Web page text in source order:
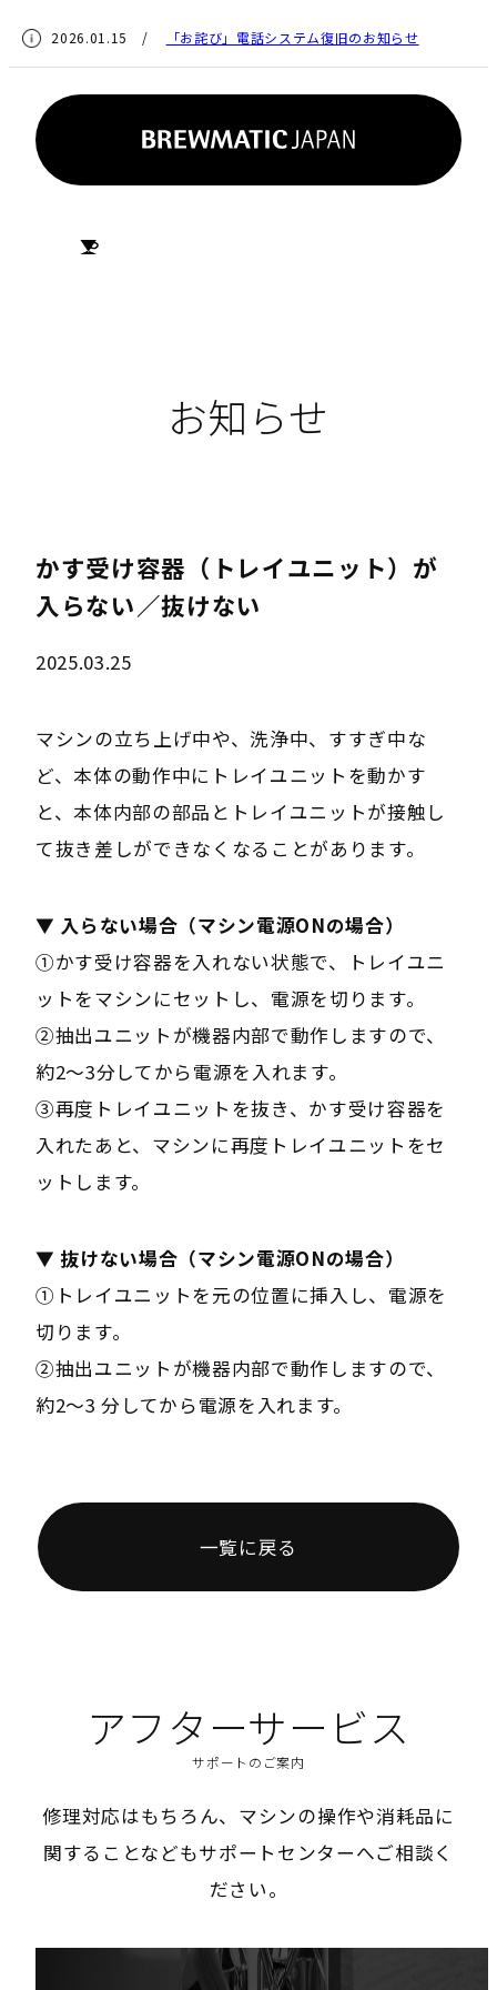
2026.01.15 / 「お詫び」電話システム復旧のお知らせ
お知らせ
かす受け容器（トレイユニット）が
入らない／抜けない
2025.03.25
マシンの立ち上げ中や、洗浄中、すすぎ中な
ど、本体の動作中にトレイユニットを動かす
と、本体内部の部品とトレイユニットが接触し
て抜き差しができなくなることがあります。
▼ 入らない場合（マシン電源ONの場合）
①かす受け容器を入れない状態で、トレイユニ
ットをマシンにセットし、電源を切ります。
②抽出ユニットが機器内部で動作しますので、
約2～3分してから電源を入れます。
③再度トレイユニットを抜き、かす受け容器を
入れたあと、マシンに再度トレイユニットをセ
ットします。
▼ 抜けない場合（マシン電源ONの場合）
①トレイユニットを元の位置に挿入し、電源を
切ります。
②抽出ユニットが機器内部で動作しますので、
約2～3 分してから電源を入れます。
一覧に戻る
アフターサービス
サポートのご案内
修理対応はもちろん、マシンの操作や消耗品に
関することなどもサポートセンターへご相談く
ださい。